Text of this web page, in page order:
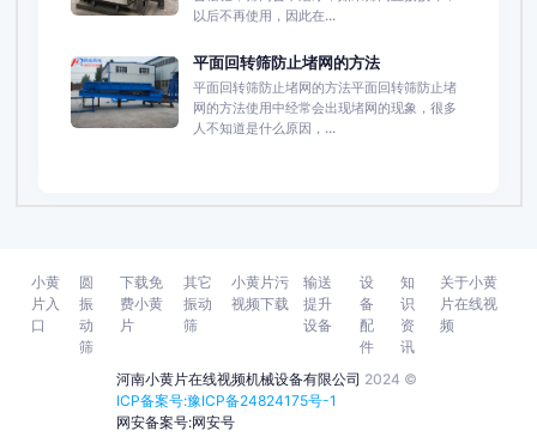
以后不再使用，因此在...
平面回转筛防止堵网的方法
平面回转筛防止堵网的方法平面回转筛防止堵
网的方法使用中经常会出现堵网的现象，很多
人不知道是什么原因，...
河南小黄片在线视频机械设备有限公司 2024 ©
ICP备案号:豫ICP备24824175号-1
网安备案号:网安号
小黄
片入
口
圆
振
动
筛
下载免
费小黄
片
其它
振动
筛
小黄片污
视频下载
输送
提升
设备
设
备
配
件
知
识
资
讯
关于小黄
片在线视
频